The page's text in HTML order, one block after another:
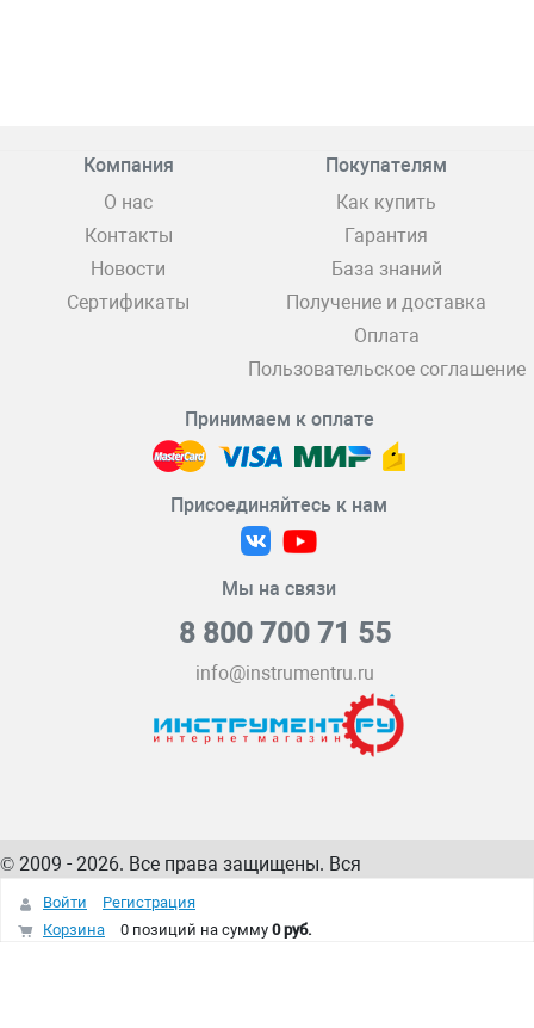
Компания
О нас
Контакты
Новости
Сертификаты
Покупателям
Как купить
Гарантия
База знаний
Получение и доставка
Оплата
Пользовательское соглашение
Принимаем к оплате
Присоединяйтесь к нам
Мы на связи
8 800 700 71 55
info@instrumentru.ru
© 2009 - 2026. Все права защищены. Вся
информация на сайте – собственность
интернет-магазина
Войти
Регистрация
Корзина
0 позиций на сумму 0 руб.